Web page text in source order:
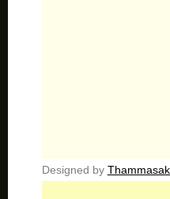
Designed by